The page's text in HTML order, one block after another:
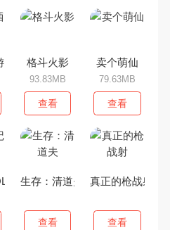
格斗火影
93.83MB
查看
卖个萌仙
79.63MB
查看
生存：清道夫
查看
真正的枪战射
查看